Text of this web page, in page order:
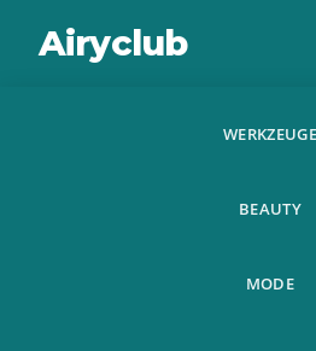
Airyclub
WERKZEUGE
BEAUTY
MODE
Winter